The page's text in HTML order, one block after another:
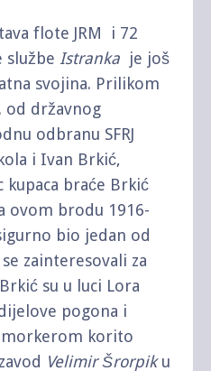
flote JRM i 72
službe Istranka je još
svojina. Prilikom
od državnog
odbranu SFRJ
i Ivan Brkić,
kupaca braće Brkić
ovom brodu 1916-
bio jedan od
zainteresovali za
su u luci Lora
pogona i
korito
Velimir Šrorpiku